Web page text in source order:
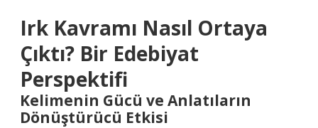
Irk Kavramı Nasıl Ortaya
Çıktı? Bir Edebiyat
Perspektifi
Kelimenin Gücü ve Anlatıların
Dönüştürücü Etkisi